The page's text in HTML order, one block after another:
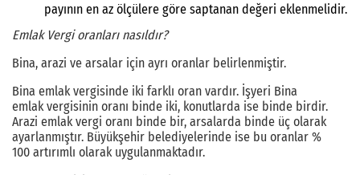
payının en az ölçülere göre saptanan değeri eklenmelidir.
Emlak Vergi oranları nasıldır?
Bina, arazi ve arsalar için ayrı oranlar belirlenmiştir.
Bina emlak vergisinde iki farklı oran vardır. İşyeri Bina
emlak vergisinin oranı binde iki, konutlarda ise binde birdir.
Arazi emlak vergi oranı binde bir, arsalarda binde üç olarak
ayarlanmıştır. Büyükşehir belediyelerinde ise bu oranlar %
100 artırımlı olarak uygulanmaktadır.